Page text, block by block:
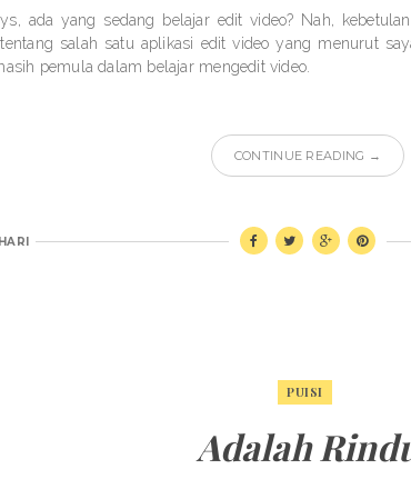
ada yang sedang belajar edit video? Nah,
salah satu aplikasi edit video yang menurut
pemula dalam belajar mengedit video.
CONTINUE READING →
PUISI
Adalah